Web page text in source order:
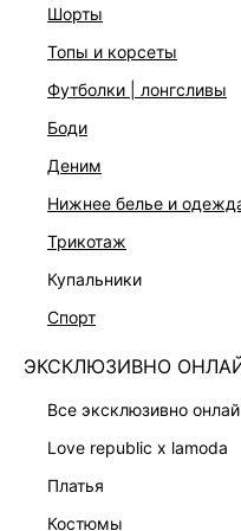
шорты
топы и корсеты
футболки | лонгсливы
боди
деним
нижнее белье и
трикотаж
купальники
спорт
ЭКСКЛЮЗИВНО
все эксклюзивно
love republic x lamoda
платья
костюмы
Свободный крой
Свободные рукава 3/4
Воротник-стойка
Четыре цвета:
На модели размер 44.
стандартному размеру
Подробные условия